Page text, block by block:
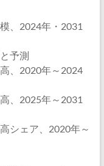
、2024年・2031
予測
、2020年～2024
、2025年～2031
シェア、2020年～